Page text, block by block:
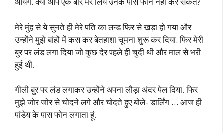
मेरे मुंह से ये सुनते ही मेरे पति का लन्ड फिर से खड़ा हो गया और
उन्होंने मुझे बांहों में कस कर बेतहाशा चूमना शुरू कर दिया. फिर मेरी
बुर पर लंड लगा दिया जो कुछ देर पहले ही चुदी थी और माल से भरी
हुई थी.
गीली बुर पर लंड लगाकर उन्होंने अपना लौड़ा अंदर पेल दिया. फिर
मुझे जोर जोर से चोदने लगे और चोदते हुए बोले- डार्लिंग … आज ही
पांडेय के पास फोन लगाता हूं.